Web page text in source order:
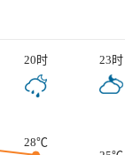
20时 23时
28℃